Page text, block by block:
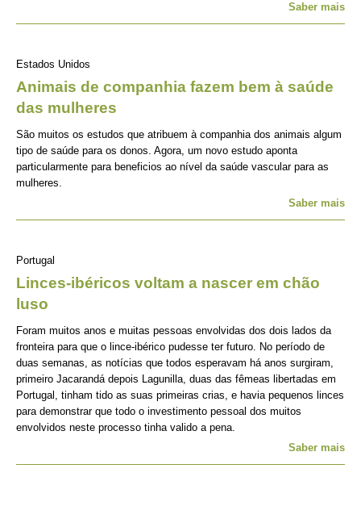
Saber mais
Estados Unidos
Animais de companhia fazem bem à saúde
das mulheres
São muitos os estudos que atribuem à companhia dos animais algum
tipo de saúde para os donos. Agora, um novo estudo aponta
particularmente para beneficios ao nível da saúde vascular para as
mulheres.
Saber mais
Portugal
Linces-ibéricos voltam a nascer em chão
luso
Foram muitos anos e muitas pessoas envolvidas dos dois lados da
fronteira para que o lince-ibérico pudesse ter futuro. No período de
duas semanas, as notícias que todos esperavam há anos surgiram,
primeiro Jacarandá depois Lagunilla, duas das fêmeas libertadas em
Portugal, tinham tido as suas primeiras crias, e havia pequenos linces
para demonstrar que todo o investimento pessoal dos muitos
envolvidos neste processo tinha valido a pena.
Saber mais